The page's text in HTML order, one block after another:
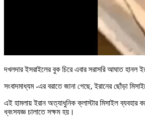
দখলদার ইসরাইলের বুক চিরে এবার সরাসরি আঘাত হানল
সংবাদমাধ্যম -এর বরাতে জানা গেছে, ইরানের ছোঁড়া
এই হামলায় ইরান অত্যাধুনিক ক্লাস্টার মিসাইল
ধ্বংসযজ্ঞ চালাতে সক্ষম হয়।